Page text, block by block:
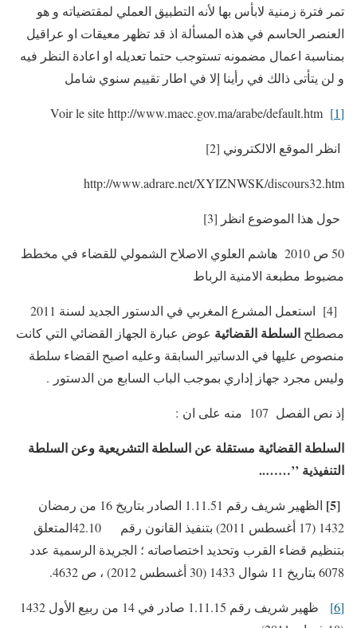
تمر فترة زمنية لابأس بها لأنه التطبيق العملي لمقتضياته و هو
العنصر الحاسم في هذه المسألة اذ قد تظهر معيقات او عراقيل
بمناسبة اعمال مضمونه تستوجب حتما تعديله او اعادة النظر فيه
و لن يتأتى ذالك في رأينا إلا في اطار تقييم سنوي شامل
[1]
انظر الموقع الالكتروني [2]
http://www.adrare.net/XYIZNWSK/discours32.htm
حول هذا الموضوع انظر [3]
50 ص 2010 هاشم العلوي الاصلاح الشمولي للقضاء في مخطط
مضبوط مطبعة الامنية الرباط
[4] استعمل المشرع المغربي في الدستور الجديد لسنة 2011
مصطلح السلطة القضائية عوض عبارة الجهاز القضائي التي كانت
منصوص عليها في الدساتير السابقة وعليه اصبح القضاء سلطة
وليس مجرد جهاز إداري بموجب الباب السابع من الدستور .
إذ نص الفصل 107 منه على ان :
السلطة القضائية مستقلة عن السلطة التشريعية وعن السلطة
التنفيذية ’’……..
[5]
الظهير شريف رقم 1.11.51 الصادر بتاريخ 16 من رمضان
1432 (17 أغسطس 2011) بتنفيذ القانون رقم 42.10المتعلق
بتنظيم قضاء القرب وتحديد اختصاصاته ؛ الجريدة الرسمية عدد
6078 بتاريخ 11 شوال 1433 (30 أغسطس 2012) ، ص 4632.
[6]
ظهير شريف رقم 1.11.15 صادر في 14 من ربيع الأول 1432